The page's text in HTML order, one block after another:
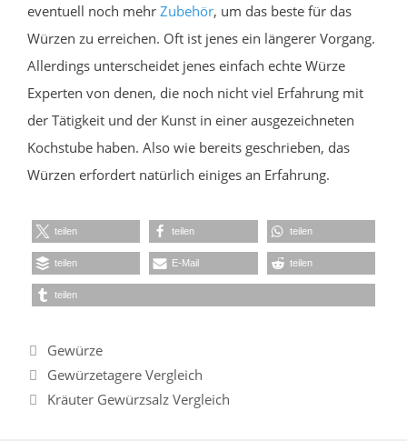
eventuell noch mehr Zubehör, um das beste für das
Würzen zu erreichen. Oft ist jenes ein längerer Vorgang.
Allerdings unterscheidet jenes einfach echte Würze
Experten von denen, die noch nicht viel Erfahrung mit
der Tätigkeit und der Kunst in einer ausgezeichneten
Kochstube haben. Also wie bereits geschrieben, das
Würzen erfordert natürlich einiges an Erfahrung.
teilen teilen teilen
teilen E-Mail teilen
teilen
Kategorien
Gewürze
Gewürzetagere Vergleich
Kräuter Gewürzsalz Vergleich